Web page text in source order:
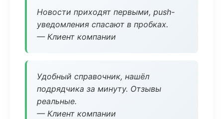
Новости приходят первыми, push-
уведомления спасают в пробках.
— Клиент компании
Удобный справочник, нашёл
подрядчика за минуту. Отзывы
реальные.
— Клиент компании